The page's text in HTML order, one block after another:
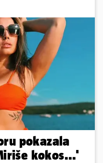
pokazala
kokos...'